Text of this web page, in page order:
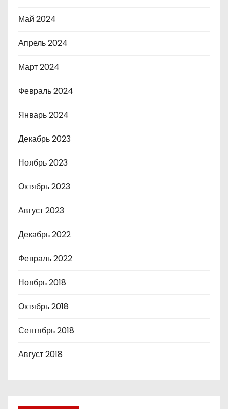
Май 2024
Апрель 2024
Март 2024
Февраль 2024
Январь 2024
Декабрь 2023
Ноябрь 2023
Октябрь 2023
Август 2023
Декабрь 2022
Февраль 2022
Ноябрь 2018
Октябрь 2018
Сентябрь 2018
Август 2018